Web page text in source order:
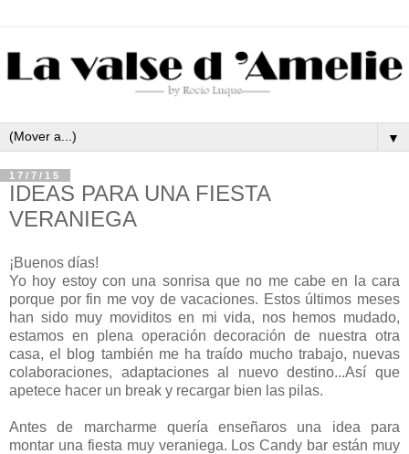
▼
17/7/15
IDEAS PARA UNA FIESTA
VERANIEGA
¡Buenos días!
Yo hoy estoy con una sonrisa que no me cabe en la cara
porque por fin me voy de vacaciones. Estos últimos meses
han sido muy moviditos en mi vida, nos hemos mudado,
estamos en plena operación decoración de nuestra otra
casa, el blog también me ha traído mucho trabajo, nuevas
colaboraciones, adaptaciones al nuevo destino...Así que
apetece hacer un break y recargar bien las pilas.
Antes de marcharme quería enseñaros una idea para
montar una fiesta muy veraniega. Los Candy bar están muy